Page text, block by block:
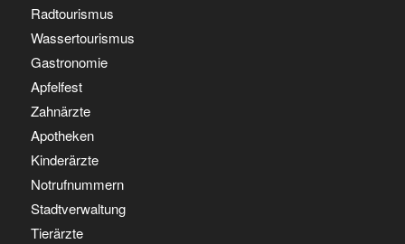
Radtourismus
Wassertourismus
Gastronomie
Apfelfest
Zahnärzte
Apotheken
Kinderärzte
Notrufnummern
Stadtverwaltung
Tierärzte